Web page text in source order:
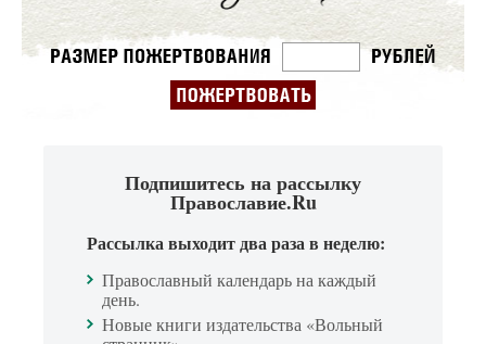
Подпишитесь на рассылку
Православие.Ru
Рассылка выходит два раза в неделю:
Православный календарь на каждый
день.
Новые книги издательства «Вольный